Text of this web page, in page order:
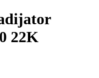
22K